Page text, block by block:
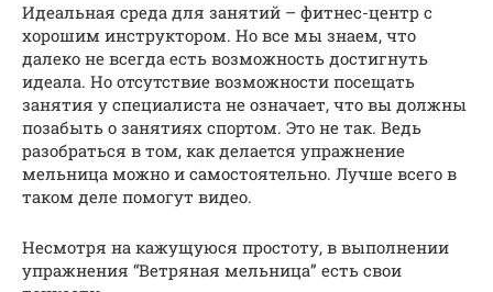
Идеальная среда для занятий – фитнес-центр с
хорошим инструктором. Но все мы знаем, что
далеко не всегда есть возможность достигнуть
идеала. Но отсутствие возможности посещать
занятия у специалиста не означает, что вы должны
позабыть о занятиях спортом. Это не так. Ведь
разобраться в том, как делается упражнение
мельница можно и самостоятельно. Лучше всего в
таком деле помогут видео.
Несмотря на кажущуюся простоту, в выполнении
упражнения “Ветряная мельница” есть свои